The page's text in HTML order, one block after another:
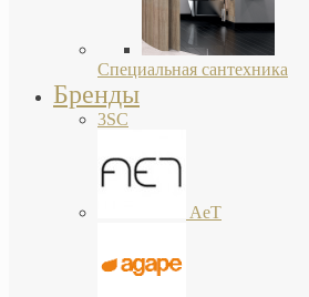
Специальная сантехника
Бренды
3SC
AeT